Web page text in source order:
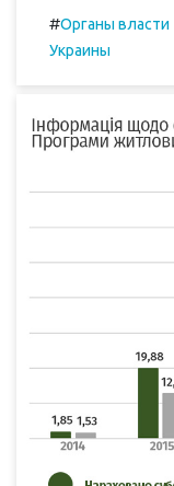
#Органы власти
Украины